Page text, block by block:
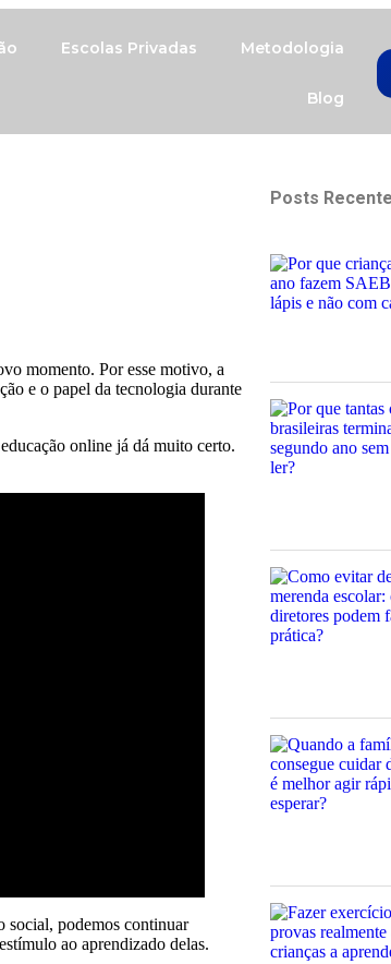
Escolas Privadas Metodologia
Blog
momento. Por esse motivo, a
e o papel da tecnologia durante
online já dá muito certo.
social, podemos continuar
ao aprendizado delas.
Posts